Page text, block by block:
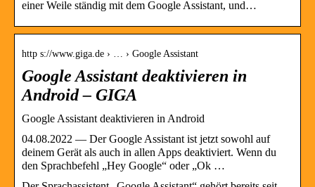
einer Weile ständig mit dem Google Assistant, und…
http s://www.giga.de › … › Google Assistant
Google Assistant deaktivieren in
Android – GIGA
Google Assistant deaktivieren in Android
04.08.2022 — Der Google Assistant ist jetzt sowohl auf
deinem Gerät als auch in allen Apps deaktiviert. Wenn du
den Sprachbefehl „Hey Google“ oder „Ok …